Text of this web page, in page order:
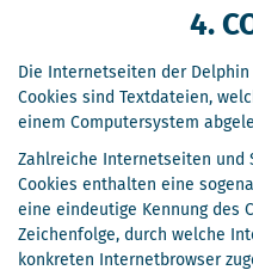
4.
Die Internetseiten der
Cookies sind Textdateien,
einem Computersystem
Zahlreiche Internetseiten und
Cookies enthalten eine
eine eindeutige Kennung des
Zeichenfolge, durch welche
konkreten Internetbrowser